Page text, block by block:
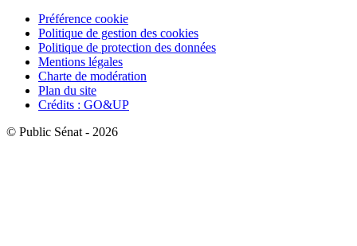
Préférence cookie
Politique de gestion des cookies
Politique de protection des données
Mentions légales
Charte de modération
Plan du site
Crédits : GO&UP
© Public Sénat - 2026